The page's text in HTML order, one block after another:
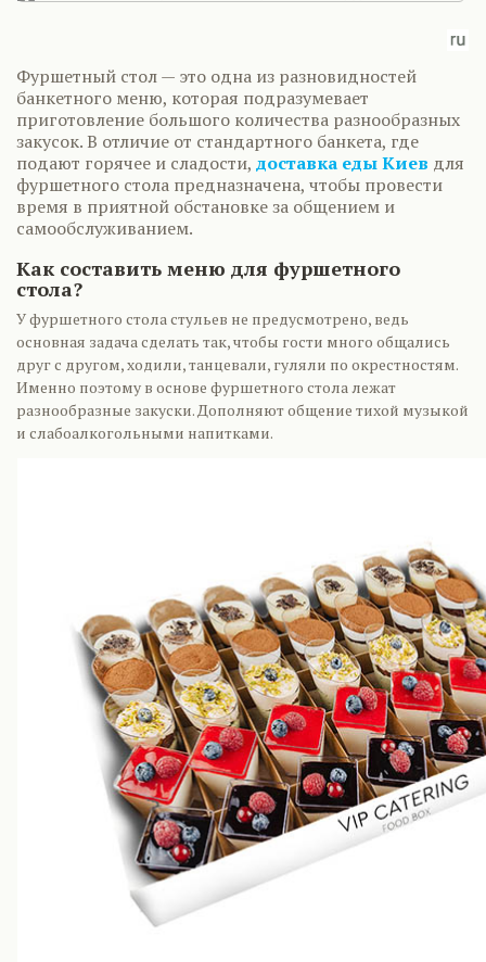
Фуршетный стол — это одна из разновидностей
банкетного меню, которая подразумевает
приготовление большого количества разнообразных
закусок. В отличие от стандартного банкета, где
подают горячее и сладости, доставка еды Киев для
фуршетного стола предназначена, чтобы провести
время в приятной обстановке за общением и
самообслуживанием.
Как составить меню для фуршетного
стола?
У фуршетного стола стульев не предусмотрено, ведь
основная задача сделать так, чтобы гости много общались
друг с другом, ходили, танцевали, гуляли по окрестностям.
Именно поэтому в основе фуршетного стола лежат
разнообразные закуски. Дополняют общение тихой музыкой
и слабоалкогольными напитками.